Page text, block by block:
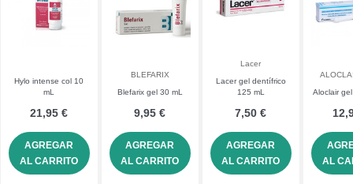
Hylo intense col 10
mL
21,95 €
AGREGAR
AL CARRITO
BLEFARIX
Blefarix gel 30 mL
9,95 €
AGREGAR
AL CARRITO
Lacer
Lacer gel dentífrico
125 mL
7,50 €
AGREGAR
AL CARRITO
Aloclair
AL